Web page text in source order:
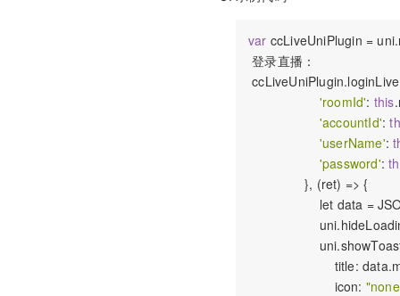
var ccLiveUniPlugin =
登录直播：
'roomId': this
'accountId':
'userName':
'password':
               }, (ret) => {
let data =
title:
                       icon: